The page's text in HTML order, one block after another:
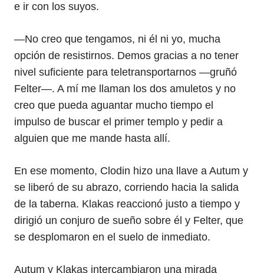
e ir con los suyos.
—No creo que tengamos, ni él ni yo, mucha
opción de resistirnos. Demos gracias a no tener
nivel suficiente para teletransportarnos —gruñó
Felter—. A mí me llaman los dos amuletos y no
creo que pueda aguantar mucho tiempo el
impulso de buscar el primer templo y pedir a
alguien que me mande hasta allí.
En ese momento, Clodin hizo una llave a Autum y
se liberó de su abrazo, corriendo hacia la salida
de la taberna. Klakas reaccionó justo a tiempo y
dirigió un conjuro de sueño sobre él y Felter, que
se desplomaron en el suelo de inmediato.
Autum y Klakas intercambiaron una mirada